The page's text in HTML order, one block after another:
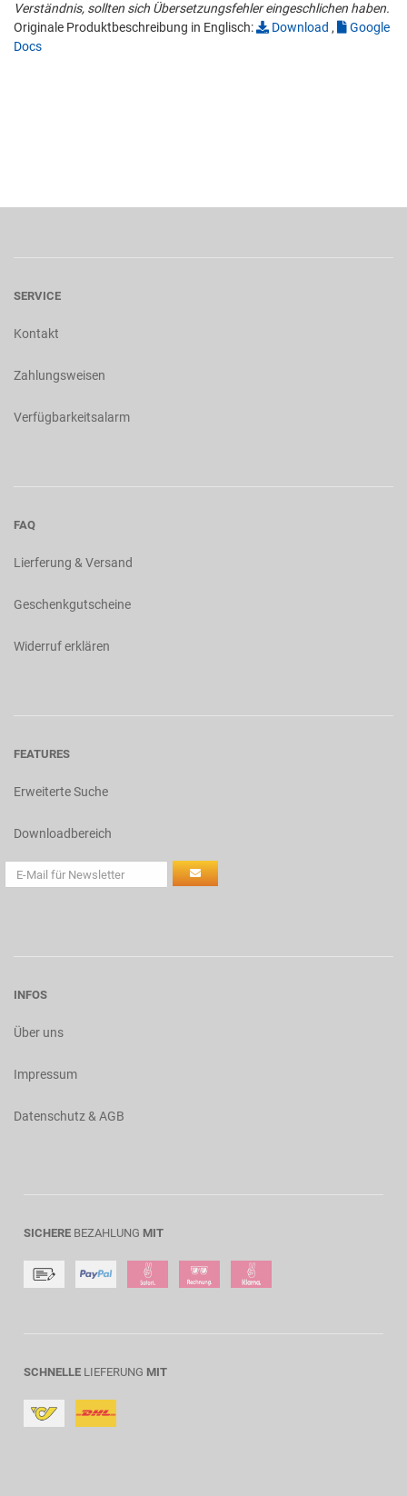
Verständnis, sollten sich Übersetzungsfehler eingeschlichen haben.
Originale Produktbeschreibung in Englisch:
Download ,
Google
Docs
SERVICE
Kontakt
Zahlungsweisen
Verfügbarkeitsalarm
FAQ
Lierferung & Versand
Geschenkgutscheine
Widerruf erklären
FEATURES
Erweiterte Suche
Downloadbereich
INFOS
Über uns
Impressum
Datenschutz & AGB
SICHERE BEZAHLUNG MIT
SCHNELLE LIEFERUNG MIT